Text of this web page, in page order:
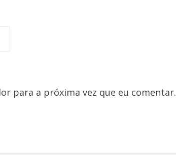
para a próxima vez que eu comentar.